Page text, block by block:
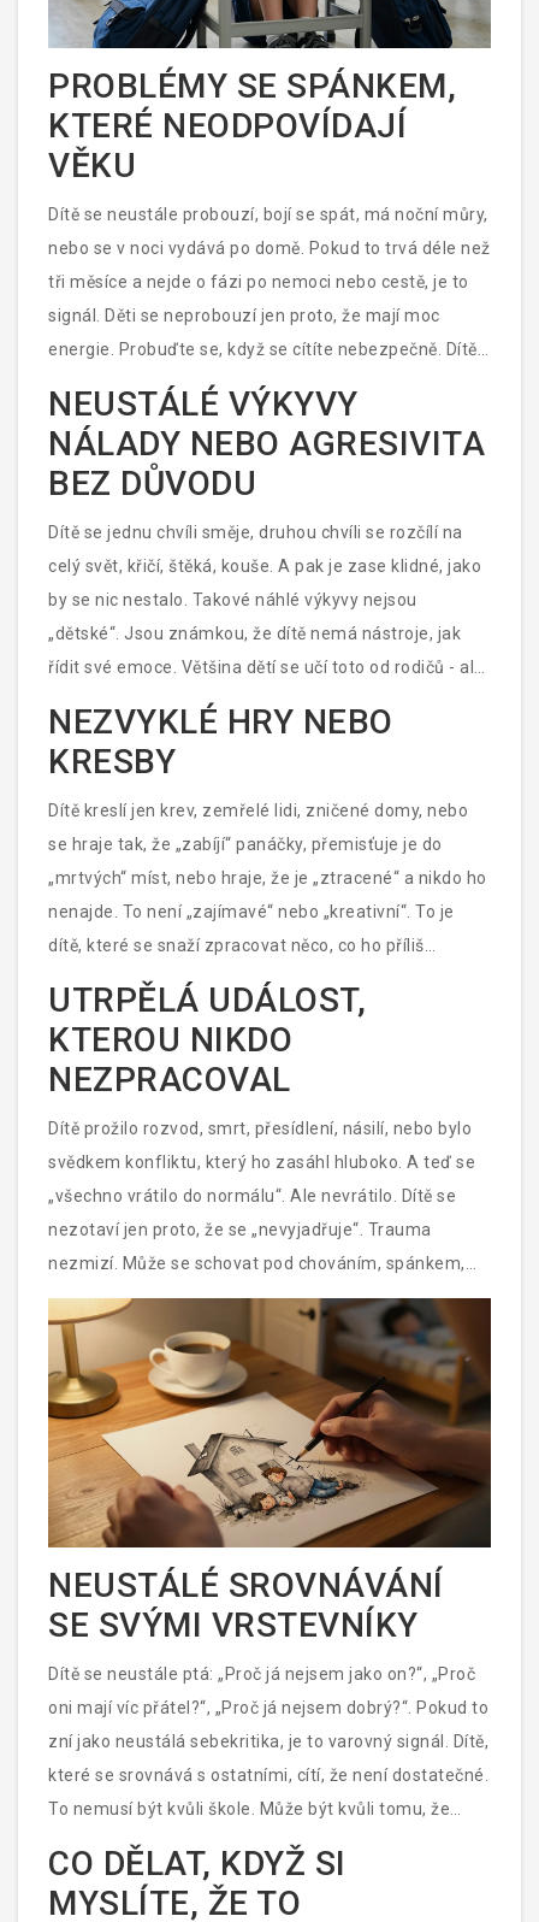
PROBLÉMY SE SPÁNKEM,
KTERÉ NEODPOVÍDAJÍ
VĚKU
Dítě se neustále probouzí, bojí se spát, má noční můry,
nebo se v noci vydává po domě. Pokud to trvá déle než
tři měsíce a nejde o fázi po nemoci nebo cestě, je to
signál. Děti se neprobouzí jen proto, že mají moc
energie. Probuďte se, když se cítíte nebezpečně. Dítě,
které se bojí spát, cítí, že svět není bezpečný.
Psycholog se naučí, jak dítěti pomoci znovu pocítit
bezpečí - bez léků, bez trestů, jen pomocí důvěry a
jazyka, který rozumí.
NEUSTÁLÉ VÝKYVY
NÁLADY NEBO AGRESIVITA
BEZ DŮVODU
Dítě se jednu chvíli směje, druhou chvíli se rozčílí na
celý svět, křičí, štěká, kouše. A pak je zase klidné, jako
by se nic nestalo. Takové náhlé výkyvy nejsou
„dětské“. Jsou známkou, že dítě nemá nástroje, jak
řídit své emoce. Většina dětí se učí toto od rodičů - ale
když rodiče nevědí, jak to dělat, nebo když je doma
příliš napětí, dítě se učí jen jedno: „Když se cítím
špatně, musím to vyřídit hlasem nebo pěstí.“
Psycholog učí dítě, jak pojmenovat své city, jak je
pociťovat, a jak je nezničit.
NEZVYKLÉ HRY NEBO
KRESBY
Dítě kreslí jen krev, zemřelé lidi, zničené domy, nebo
se hraje tak, že „zabíjí“ panáčky, přemisťuje je do
„mrtvých“ míst, nebo hraje, že je „ztracené“ a nikdo ho
nenajde. To není „zajímavé“ nebo „kreativní“. To je
dítě, které se snaží zpracovat něco, co ho příliš
překvapilo nebo zranilo. Kresby a hry dětí jsou jejich
jazyk. Když se tento jazyk stane temným, opakujícím
se a nevysvětlitelným, je to signál, že potřebuje
někoho, kdo ho umí přečíst - a pomoci mu ho přepsat.
UTRPĚLÁ UDÁLOST,
KTEROU NIKDO
NEZPRACOVAL
Dítě prožilo rozvod, smrt, přesídlení, násilí, nebo bylo
svědkem konfliktu, který ho zasáhl hluboko. A teď se
„všechno vrátilo do normálu“. Ale nevrátilo. Dítě se
nezotaví jen proto, že se „nevyjadřuje“. Trauma
nezmizí. Může se schovat pod chováním, spánkem,
nebo výkonem ve škole. Ale zůstane tam - a může se
vrátit v podobě úzkostí, deprese, nebo
sebevražedných myšlenek později. Psycholog není jen
pro ty, kdo „jsou špatní“. Je pro ty, kdo prožili něco, co
jim neumíme vysvětlit.
NEUSTÁLÉ SROVNÁVÁNÍ
SE SVÝMI VRSTEVNÍKY
Dítě se neustále ptá: „Proč já nejsem jako on?“, „Proč
oni mají víc přátel?“, „Proč já nejsem dobrý?“. Pokud to
zní jako neustálá sebekritika, je to varovný signál. Dítě,
které se srovnává s ostatními, cítí, že není dostatečné.
To nemusí být kvůli škole. Může být kvůli tomu, že
rodiče neustále říkají: „Měl bys být lepší“, „Proč to
neumíš?“, „Představ si, kdyby sis to zvládl“. Dítě se
naučí, že jeho hodnota závisí na výkonu. Psycholog
CO DĚLAT, KDYŽ SI
MYSLÍTE, ŽE TO